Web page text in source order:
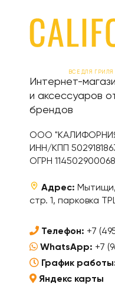
ВСЕ ДЛЯ
Интернет-
и аксессуаров
брендов
ООО
ИНН/КПП
ОГРН
Адрес: Мытищи,
стр. 1, парковка
Телефон: +7
WhatsApp: +7
График
Яндекс карты